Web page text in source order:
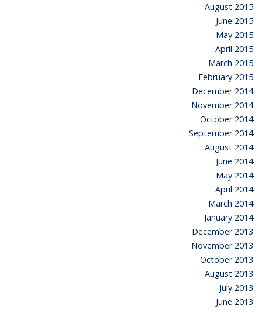
August 2015
June 2015
May 2015
April 2015
March 2015
February 2015
December 2014
November 2014
October 2014
September 2014
August 2014
June 2014
May 2014
April 2014
March 2014
January 2014
December 2013
November 2013
October 2013
August 2013
July 2013
June 2013